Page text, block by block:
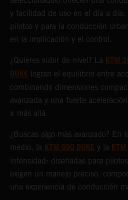
y facilidad de uso en el día a día.
pilotos y para la conducción
en la implicación y el control.
¿Quieres subir de nivel? La KTM
DUKE logran el equilibrio entre
combinando dimensiones
avanzada y una fuerte
ir más allá.
¿Buscas algo más avanzado? En
medio, la KTM 990 DUKE y la
intensidad: diseñadas para
exigen un manejo preciso,
una experiencia de conducción